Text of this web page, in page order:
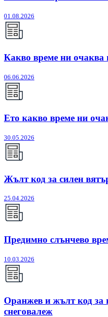
01.08.2026
Какво време ни очаква
06.06.2026
Ето какво време ни
30.05.2026
Жълт код за силен
25.04.2026
Предимно слънчево
10.03.2026
Оранжев и жълт код за
снеговалеж